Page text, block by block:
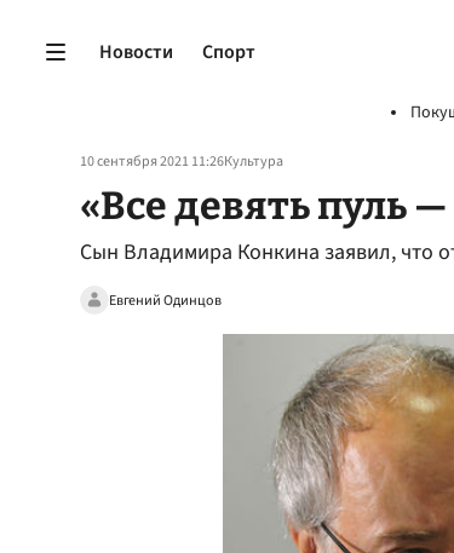
Новости Спорт
10 сентября 2021 11:26Культура
«Все девять пуль
Сын Владимира Конкина заявил, что
Евгений Одинцов